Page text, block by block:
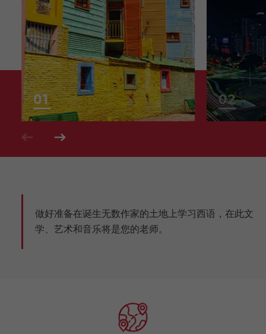
做好准备在诞生无数作家的土地上学习西语，在此文
学、艺术和音乐将是您的老师。